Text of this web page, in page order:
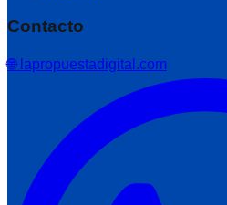
Contacto
🌐 lapropuestadigital.com